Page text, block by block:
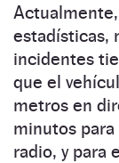
estadísticas,
incidentes
que el
metros en
minutos
radio, y para